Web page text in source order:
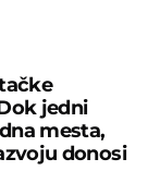
jedni
mesta,
donosi